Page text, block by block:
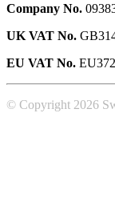
Company No.
UK VAT No.
EU VAT No.
© Copyright 2026